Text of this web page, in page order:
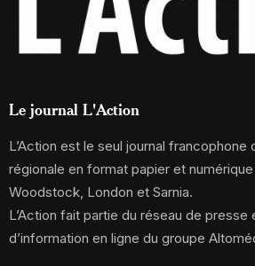
Le journal L'Action
L’Action est le seul journal francophone
régionale en format papier et
Woodstock, London et Sarnia.
L’Action fait partie du réseau de presse
d’information en ligne du groupe